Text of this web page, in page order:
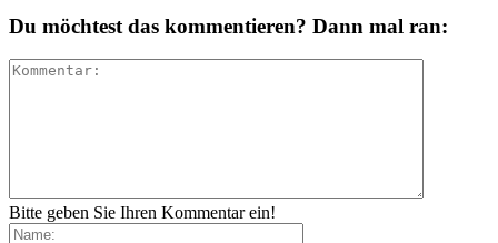
Du möchtest das kommentieren? Dann mal ran:
Bitte geben Sie Ihren Kommentar ein!